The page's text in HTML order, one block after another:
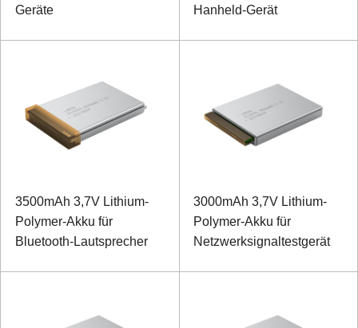
Geräte
Hanheld-Gerät
3500mAh 3,7V Lithium-
Polymer-Akku für
Bluetooth-Lautsprecher
3000mAh 3,7V Lithium-
Polymer-Akku für
Netzwerksignaltestgerät